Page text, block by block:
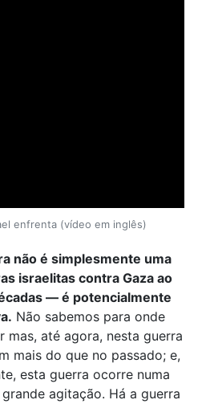
enfrenta (vídeo em inglês)
não é simplesmente uma
israelitas contra Gaza ao
— é potencialmente
Não sabemos para onde
mas, até agora, nesta guerra
mais do que no passado; e,
esta guerra ocorre numa
agitação. Há a guerra